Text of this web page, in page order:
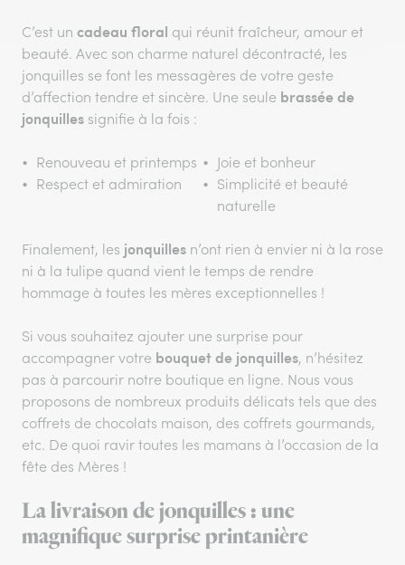
C’est un cadeau floral qui réunit fraîcheur, amour et
beauté. Avec son charme naturel décontracté, les
jonquilles se font les messagères de votre geste
d’affection tendre et sincère. Une seule brassée de
jonquilles signifie à la fois :
Renouveau et printemps
Joie et bonheur
Respect et admiration
Simplicité et beauté
naturelle
Finalement, les jonquilles n’ont rien à envier ni à la rose
ni à la tulipe quand vient le temps de rendre
hommage à toutes les mères exceptionnelles !
Si vous souhaitez ajouter une surprise pour
accompagner votre bouquet de jonquilles, n’hésitez
pas à parcourir notre boutique en ligne. Nous vous
proposons de nombreux produits délicats tels que des
coffrets de chocolats maison, des coffrets gourmands,
etc. De quoi ravir toutes les mamans à l’occasion de la
fête des Mères !
La livraison de jonquilles : une
magnifique surprise printanière